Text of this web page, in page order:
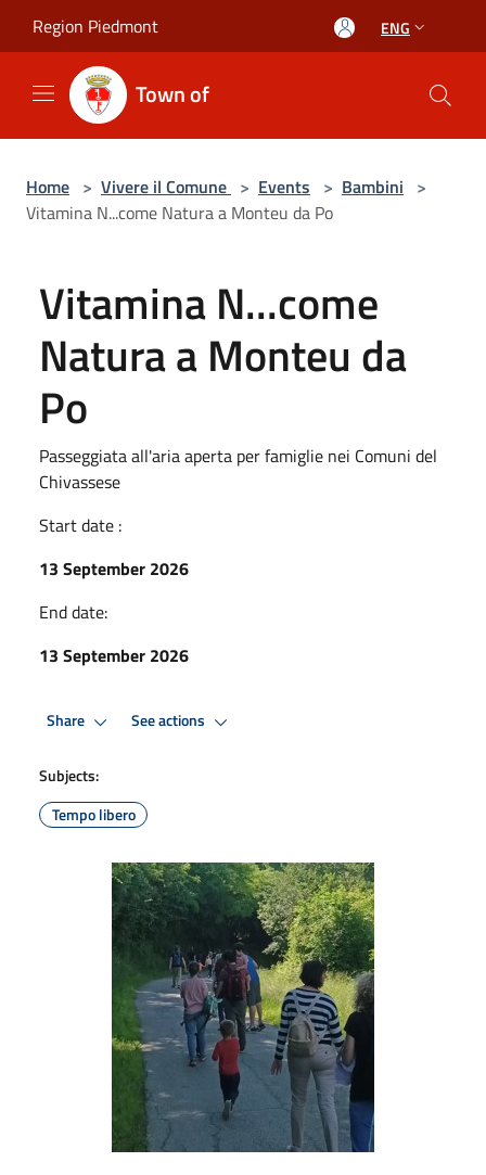
Region Piedmont ENG
Town of
Home > Vivere il Comune > Events > Bambini >
Vitamina N...come Natura a Monteu da Po
Vitamina N...come
Natura a Monteu da
Po
Passeggiata all'aria aperta per famiglie nei Comuni del
Chivassese
Start date :
13 September 2026
End date:
13 September 2026
Share See actions
Subjects:
Tempo libero